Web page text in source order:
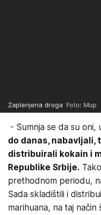
Zaplenjena droga Foto: Mup
- Sumnja se da su oni,
do danas,
distribuirali kokain i
Republike Srbije.
prethodnom periodu,
Sada skladištili i
marihuana, na taj